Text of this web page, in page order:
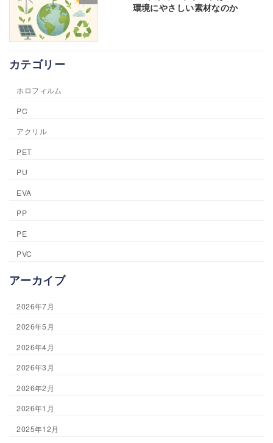
環境にやさしい素材なのか
カテゴリー
ホロフィルム
PC
アクリル
PET
PU
EVA
PP
PE
PVC
アーカイブ
2026年7月
2026年5月
2026年4月
2026年3月
2026年2月
2026年1月
2025年12月